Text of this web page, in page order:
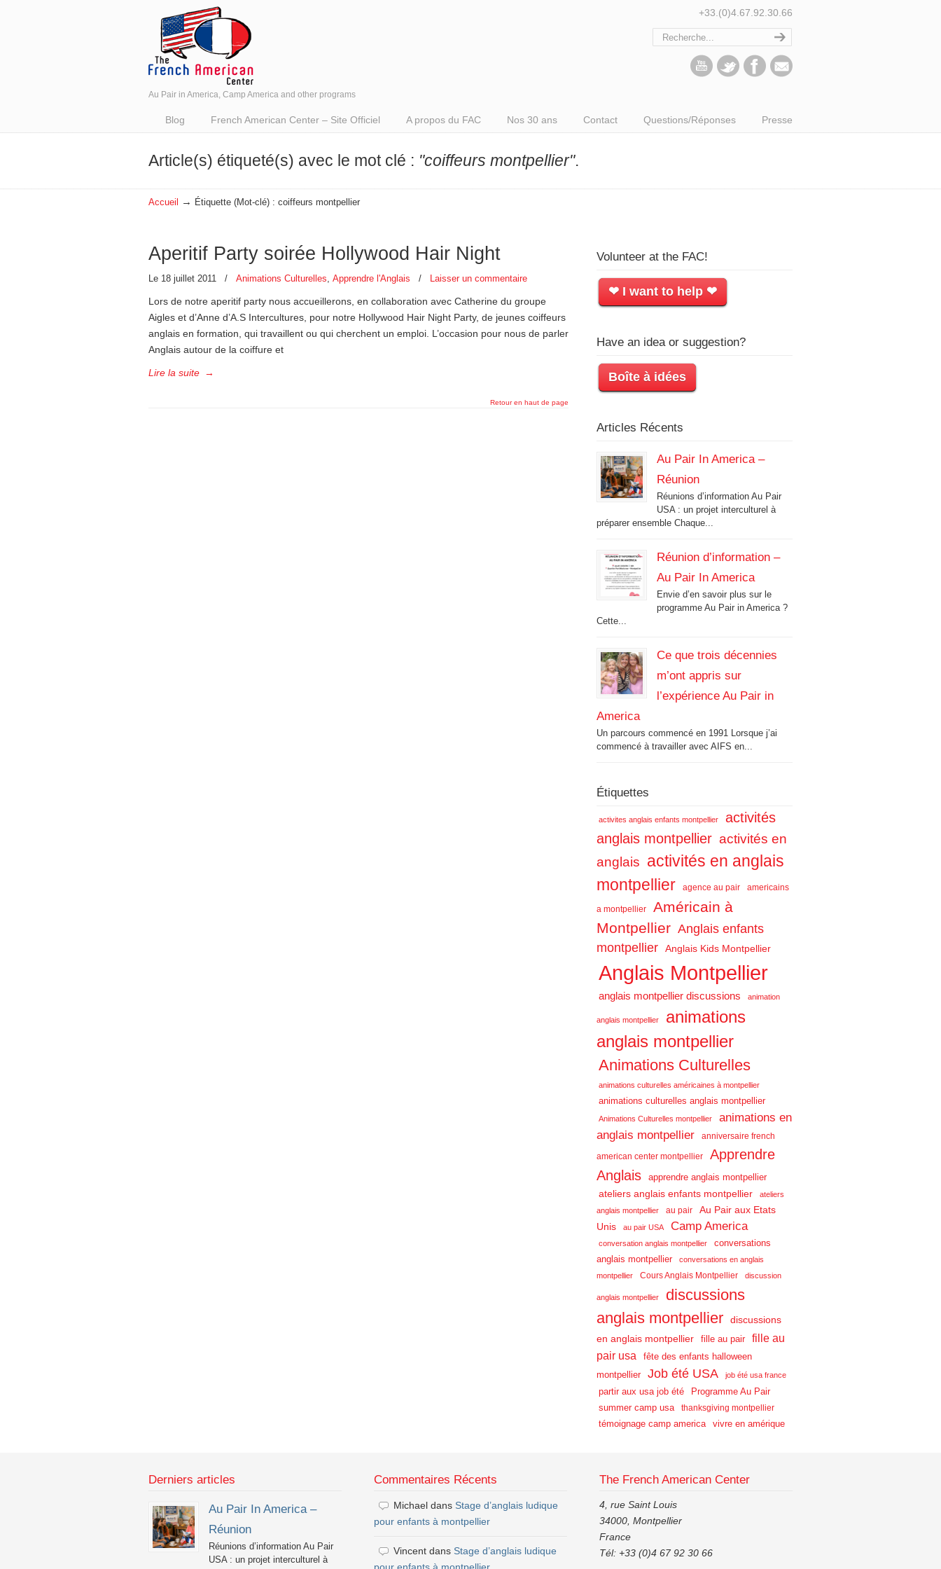
Au Pair in America, Camp America and other programs
+33.(0)4.67.92.30.66
Blog French American Center – Site Officiel A propos du FAC Nos 30 ans Contact Questions/Réponses Presse
Article(s) étiqueté(s) avec le mot clé : "coiffeurs montpellier".
Accueil → Étiquette (Mot-clé) : coiffeurs montpellier
Aperitif Party soirée Hollywood Hair Night
Le 18 juillet 2011 / Animations Culturelles, Apprendre l'Anglais / Laisser un commentaire
Lors de notre aperitif party nous accueillerons, en collaboration avec Catherine du groupe
Aigles et d’Anne d’A.S Intercultures, pour notre Hollywood Hair Night Party, de jeunes coiffeurs
anglais en formation, qui travaillent ou qui cherchent un emploi. L’occasion pour nous de parler
Anglais autour de la coiffure et
Lire la suite →
Retour en haut de page
Volunteer at the FAC!
❤ I want to help ❤
Have an idea or suggestion?
Boîte à idées
Articles Récents
Au Pair In America –
Réunion
Réunions d’information Au Pair
USA : un projet interculturel à
préparer ensemble Chaque...
Réunion d’information –
Au Pair In America
Envie d’en savoir plus sur le
programme Au Pair in America ?
Cette...
Ce que trois décennies
m’ont appris sur
l’expérience Au Pair in
America
Un parcours commencé en 1991 Lorsque j’ai
commencé à travailler avec AIFS en...
Étiquettes
activites anglais enfants montpellier
activités
anglais montpellier activités en
anglais activités en anglais
montpellier
agence au pair americains
a montpellier
Américain à
Montpellier Anglais enfants
montpellier
Anglais Kids Montpellier
Anglais Montpellier
anglais montpellier discussions animation
anglais montpellier
animations
anglais montpellier
Animations Culturelles
animations culturelles américaines à montpellier
animations culturelles anglais montpellier
Animations Culturelles montpellier
animations en
anglais montpellier
anniversaire french
american center montpellier
Apprendre
Anglais
apprendre anglais montpellier
ateliers anglais enfants montpellier
ateliers
anglais montpellier
au pair
Au Pair aux Etats
Unis
au pair USA Camp America
conversation anglais montpellier
conversations
anglais montpellier
conversations en anglais
montpellier
Cours Anglais Montpellier discussion
anglais montpellier
discussions
anglais montpellier
discussions
en anglais montpellier
fille au pair
fille au
pair usa
fête des enfants halloween
montpellier
Job été USA job été usa france
partir aux usa job été
Programme Au Pair
summer camp usa
thanksgiving montpellier
témoignage camp america vivre en amérique
Derniers articles
Au Pair In America –
Réunion
Réunions d’information Au Pair
USA : un projet interculturel à
Commentaires Récents
Michael dans Stage d’anglais ludique
pour enfants à montpellier
Vincent dans Stage d’anglais ludique
The French American Center
4, rue Saint Louis
34000, Montpellier
France
Tél: +33 (0)4 67 92 30 66